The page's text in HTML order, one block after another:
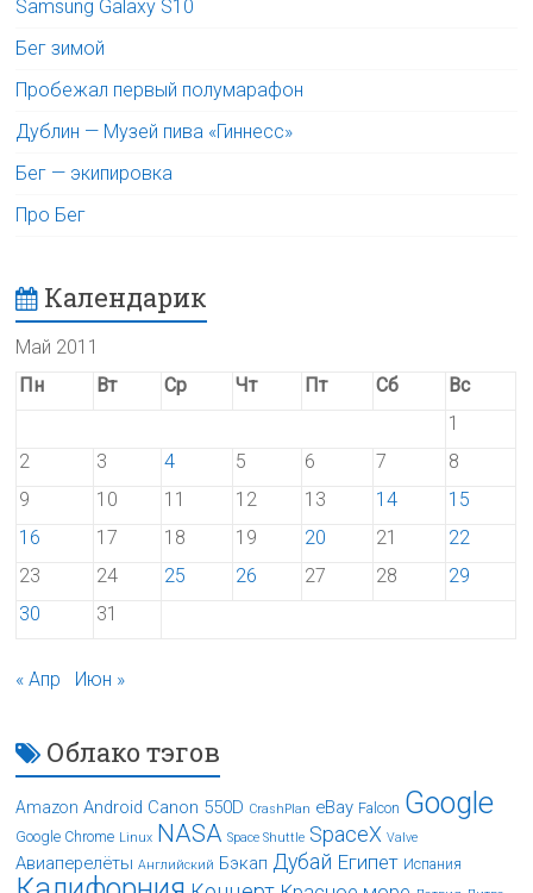
Samsung Galaxy S10
Бег зимой
Пробежал первый полумарафон
Дублин — Музей пива «Гиннесс»
Бег — экипировка
Про Бег
Календарик
Май 2011
Пн
Вт Ср Чт Пт Сб
Вс
1
2
3 4 5 6 7
8
9
10 11 12 13 14
15
16
17 18 19 20 21
22
23
24 25 26 27 28
29
30
31
« Апр Июн »
Облако тэгов
Amazon Android Canon 550D CrashPlan eBay Falcon Google
Google Chrome Linux NASA Space Shuttle SpaceX Valve
Авиаперелёты Английский Бэкап Дубай Египет Испания